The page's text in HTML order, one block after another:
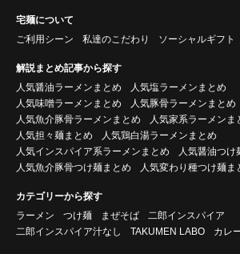
宅麺について
ご利用シーン
私達のこだわり ソーシャルギフト
解説まとめ記事から探す
人気醤油ラーメンまとめ
人気塩ラーメンまとめ
人気味噌ラーメンまとめ
人気豚骨ラーメンまとめ
人気魚介豚骨ラーメンまとめ
人気家系ラーメンま
人気担々麺まとめ
人気鶏白湯ラーメンまとめ
人気インスパイア系ラーメンまとめ
人気醤油つけ
人気魚介豚骨つけ麺まとめ
人気変わり種つけ麺ま
カテゴリーから探す
ラーメン
つけ麺 まぜそば
二郎インスパイア
二郎インスパイア汁なし
TAKUMEN LABO カレ